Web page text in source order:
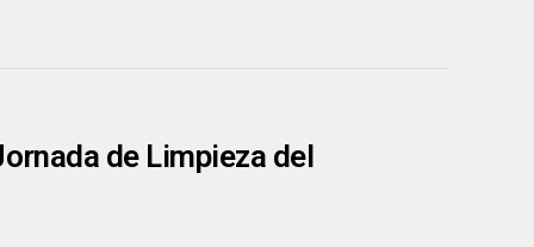
de Limpieza del